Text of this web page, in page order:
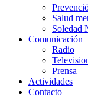
Salud
Soledad
Comunicación
Radio
Prensa
Actividades
Contacto